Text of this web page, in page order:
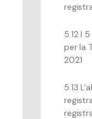
5.12 I
per la
2021
5.13